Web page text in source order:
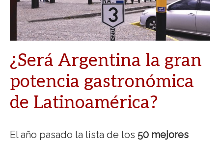
¿Será Argentina la gran
potencia gastronómica
de Latinoamérica?
El año pasado la lista de los 50 mejores